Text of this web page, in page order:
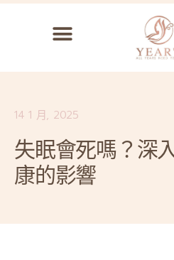
14 1 月, 2025
失眠會死嗎？深
康的影響